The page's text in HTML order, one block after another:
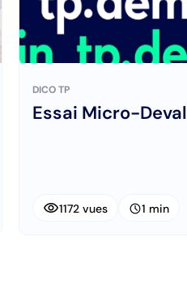
DICO TP
Essai Micro-Deval
visibility1172 vues schedule1 min